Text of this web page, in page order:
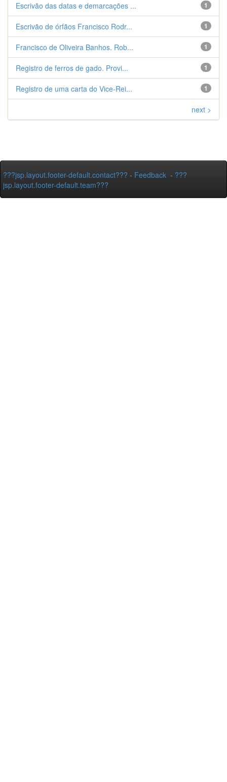
1
Escrivão das datas e demarcações ...
1
Escrivão de órfãos Francisco Rodr...
1
Francisco de Oliveira Banhos. Rob...
1
Registro de ferros de gado. Provi...
1
Registro de uma carta do Vice-Rei...
next >
???jsp.layout.footer-default.contact??? - Feedback - ???
jsp.layout.footer-default.team???